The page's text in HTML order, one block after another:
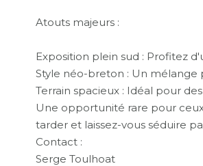
Atouts majeurs :
Exposition plein sud : Profitez
Style néo-breton : Un
Terrain spacieux : Idéal pour
Une opportunité rare pour
tarder et laissez-vous séduire
Contact :
Serge Toulhoat